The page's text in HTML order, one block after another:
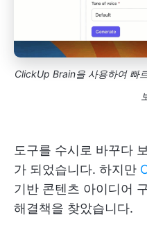
ClickUp Brain을 사용하여 빠
도구를 수시로 바꾸다
가 되었습니다. 하지만
기반 콘텐츠 아이디어
해결책을 찾았습니다.